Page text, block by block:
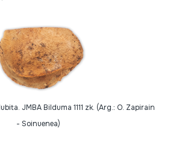
JMBA Bilduma 1111 zk. (Arg.: O. Zapirain
- Soinuenea)